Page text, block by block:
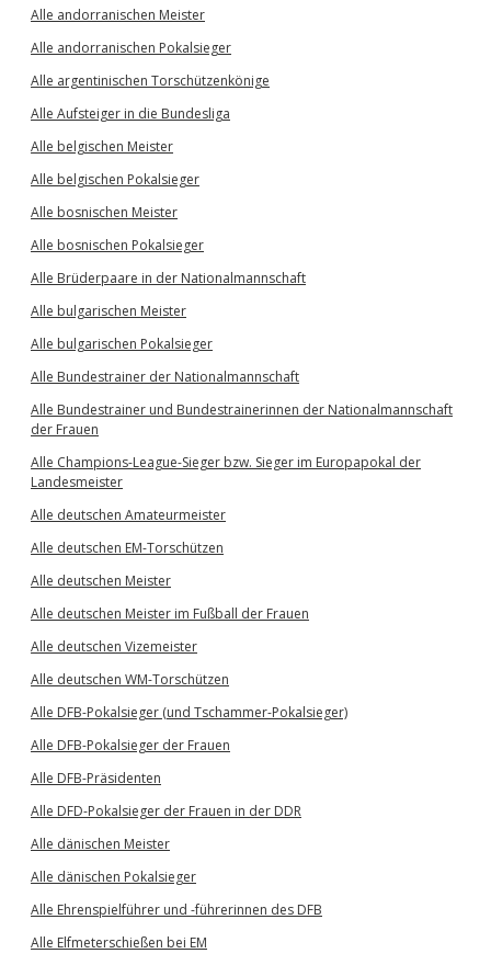
Alle andorranischen Meister
Alle andorranischen Pokalsieger
Alle argentinischen Torschützenkönige
Alle Aufsteiger in die Bundesliga
Alle belgischen Meister
Alle belgischen Pokalsieger
Alle bosnischen Meister
Alle bosnischen Pokalsieger
Alle Brüderpaare in der Nationalmannschaft
Alle bulgarischen Meister
Alle bulgarischen Pokalsieger
Alle Bundestrainer der Nationalmannschaft
Alle Bundestrainer und Bundestrainerinnen der Nationalmannschaft
der Frauen
Alle Champions-League-Sieger bzw. Sieger im Europapokal der
Landesmeister
Alle deutschen Amateurmeister
Alle deutschen EM-Torschützen
Alle deutschen Meister
Alle deutschen Meister im Fußball der Frauen
Alle deutschen Vizemeister
Alle deutschen WM-Torschützen
Alle DFB-Pokalsieger (und Tschammer-Pokalsieger)
Alle DFB-Pokalsieger der Frauen
Alle DFB-Präsidenten
Alle DFD-Pokalsieger der Frauen in der DDR
Alle dänischen Meister
Alle dänischen Pokalsieger
Alle Ehrenspielführer und -führerinnen des DFB
Alle Elfmeterschießen bei EM